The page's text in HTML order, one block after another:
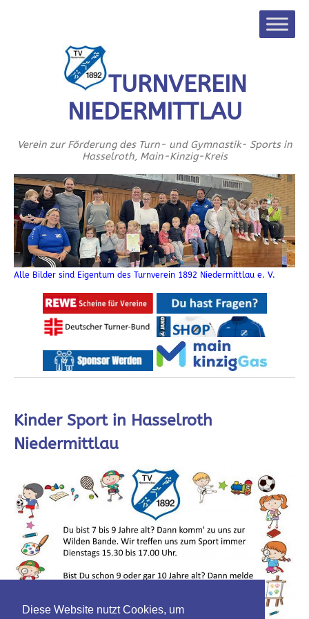
TURNVEREIN
NIEDERMITTLAU
Verein zur Förderung des Turn- und Gymnastik- Sports in
Hasselroth, Main-Kinzig-Kreis
Alle Bilder sind Eigentum des Turnverein 1892 Niedermittlau e. V.
Kinder Sport in Hasselroth
Niedermittlau
Diese Website nutzt Cookies, um